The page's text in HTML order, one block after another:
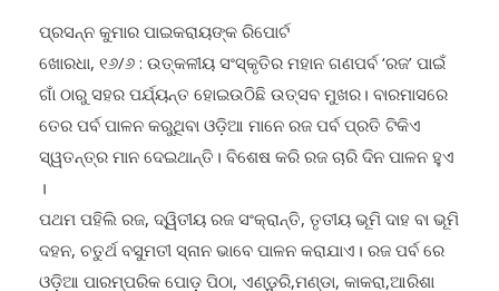
ପ୍ରସନ୍ନ କୁମାର ପାଇକରାୟଙ୍କ ରିପୋର୍ଟ
ଖୋରଧା, ୧୬/୬ : ଉତ୍କଳୀୟ ସଂସ୍କୃତିର ମହାନ ଗଣପର୍ବ ‘ରଜ’ ପାଇଁ
ଗାଁ ଠାରୁ ସହର ପର୍ଯ୍ୟନ୍ତ ହୋଇଉଠିଛି ଉତ୍ସବ ମୁଖର। ବାରମାସରେ
ତେର ପର୍ବ ପାଳନ କରୁଥିବା ଓଡ଼ିଆ ମାନେ ରଜ ପର୍ବ ପ୍ରତି ଟିକିଏ
ସ୍ୱତନ୍ତ୍ର ମାନ ଦେଇଥାନ୍ତି। ବିଶେଷ କରି ରଜ ଚାରି ଦିନ ପାଳନ ହୁଏ
।
ପଥମ ପହିଲି ରଜ, ଦ୍ୱିତୀୟ ରଜ ସଂକ୍ରାନ୍ତି, ତୃତୀୟ ଭୂମି ଦାହ ବା ଭୂମି
ଦହନ, ଚତୁର୍ଥ ବସୁମତୀ ସ୍ନାନ ଭାବେ ପାଳନ କରାଯାଏ। ରଜ ପର୍ବ ରେ